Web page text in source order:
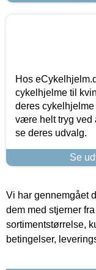
Hos
cykelhjelme til
deres
være helt tryg ved
se deres udvalg.
Se
Vi har gennemgået
dem med stjerner
sortimentstørrelse,
betingelser,